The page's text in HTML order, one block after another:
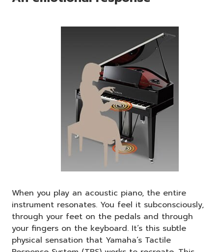
When you play an acoustic piano, the entire
instrument resonates. You feel it subconsciously,
through your feet on the pedals and through
your fingers on the keyboard. It’s this subtle
physical sensation that Yamaha’s Tactile